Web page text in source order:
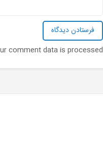
comment data is processed